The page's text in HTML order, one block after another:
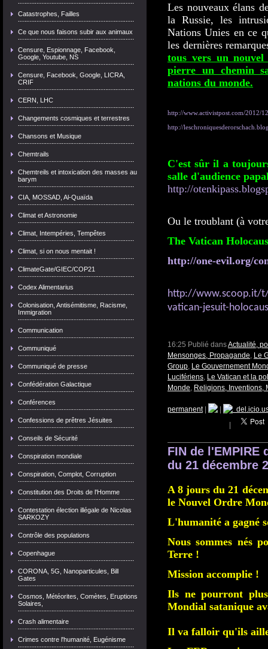
Catastrophes, Failles
Ce que nous faisons subir aux animaux
Censure, Espionnage, Facebook,
Google, Youtube, NS
Censure, Facebook, Google, LICRA,
CRIF
CERN, LHC
Changements cosmiques et terrestres
Chansons et Musique
Chemtrails
Chemtreils et intoxication des masses au
barym
CIA, MOSSAD, Al-Quaïda
Climat et Astronomie
Climat, Intempéries, Tempêtes
Climat, si on nous mentait !
ClimateGate/GIEC/COP21
Codex Alimentarius
Colonisation, Antisémitisme, Racisme,
Immigration
Communication
Communiqué
Communiqué de presse
Confédération Galactique
Conférences
Confessions de prêtres Jésuites
Conseils de Sécurité
Conspiration mondiale
Conspiration, Complot, Corruption
Constitution des Droits de l'Homme
Contestation élection illégale de Nicolas
SARKOZY
Contrôle des populations
Copenhague
CORONA, 5G, Nanoparticules, Bill
Gates
Cosmos, Météorites, Comètes, Eruptions
Solaires,
Crash alimentaire
Crimes contre l'humanité, Eugénisme
Les nouveaux élans
la Russie, les
Nations Unies en ce
les dernières
tous vers un
pierre un chemin
nations du monde.
http://www.activistpost.com/2012/
http://
C'est sûr il a
salle d'audience
http://
Ou le troublant (à
The Vatican
http://one-evil.org/
http://www.scoop.it/
vatican-jesuit-
16:25 Publié dansActualité,
Mensonges, Propagande, Le
Group, Le Gouvernement
Lucifériens, Le Vatican et la
Monde, Religions, Inventions,
permanent|
FIN de l'EMPIRE
du 21 décembre
A 8 jours du 21
le Nouvel Ordre
L'humanité a gagné
Nous sommes nés
Terre !
Mission accomplie !
Ils ne pourront
Mondial satanique
Il va falloir qu'ils